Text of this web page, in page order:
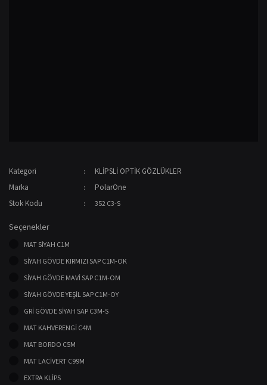
Kategori
KLİPSLİ OPTİK GÖZLÜKLER
Marka
PolarOne
Stok Kodu
352 C3-S
Seçenekler
MAT SİYAH C1M
SİYAH GÖVDE KIRMIZI SAP C1M-OK
SİYAH GÖVDE MAVİ SAP C1M-OM
SİYAH GÖVDE YEŞİL SAP C1M-OY
GRİ GÖVDE SİYAH SAP C3M-S
MAT KAHVERENGİ C4M
MAT BORDO C5M
MAT LACİVERT C99M
EXTRA KLİPS